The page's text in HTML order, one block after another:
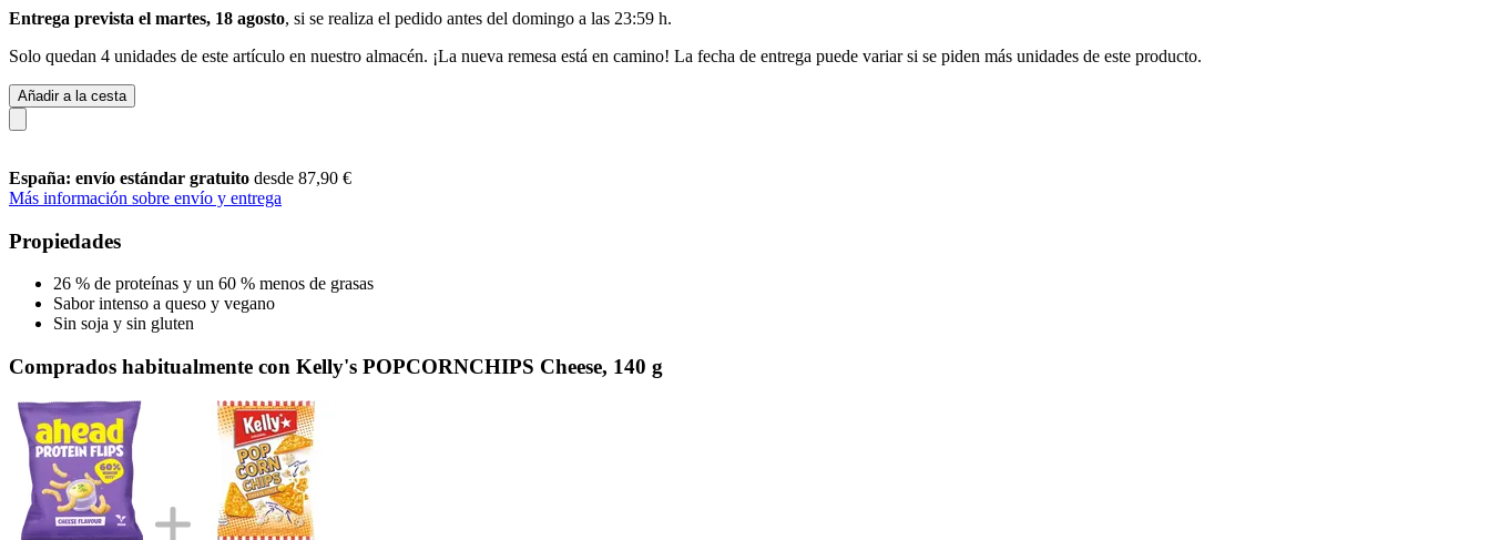
Entrega prevista el martes, 18 agosto, si se realiza el pedido antes del domingo a las 23:59 h.
Solo quedan 4 unidades de este artículo en nuestro almacén. ¡La nueva remesa está en camino! La fecha de entrega puede variar si se piden más unidades de este producto.
Añadir a la cesta
España: envío estándar gratuito desde 87,90 €
Más información sobre envío y entrega
Propiedades
26 % de proteínas y un 60 % menos de grasas
Sabor intenso a queso y vegano
Sin soja y sin gluten
Comprados habitualmente con Kelly's POPCORNCHIPS Cheese, 140 g